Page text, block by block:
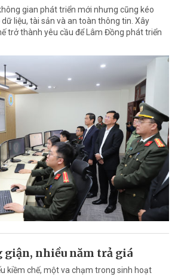
gian phát triển mới nhưng cũng kéo
liệu, tài sản và an toàn thông tin. Xây
trở thành yêu cầu để Lâm Đồng phát triển
nhiều năm trả giá
kiềm chế, một va chạm trong sinh hoạt